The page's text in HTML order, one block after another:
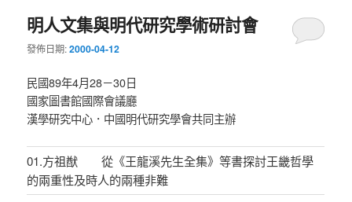
明人文集與明代研究學術研討會
發佈日期:2000-04-12
民國89年4月28－30日
國家圖書館國際會議廳
漢學研究中心．中國明代研究學會共同主辦
01.方祖猷 從《王龍溪先生全集》等書探討王畿哲學
的兩重性及時人的兩種非難